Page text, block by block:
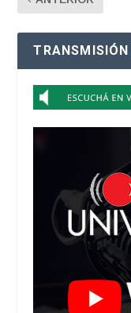
TRANSMISIÓN